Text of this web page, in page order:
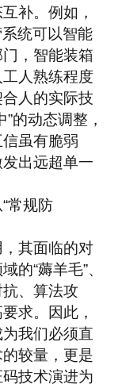
补。例如，
统可以智能
，智能装箱
人熟练程度
人的实际技
的动态调整，
虽有脆弱
出远超单一
常规防
其面临的对
的“薅羊毛”、
、算法攻
求。因此，
我们必须直
较量，更是
技术演进为